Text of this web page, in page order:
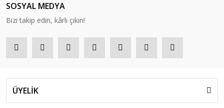
SOSYAL MEDYA
Bizi takip edin, kârlı çıkın!
ÜYELİK